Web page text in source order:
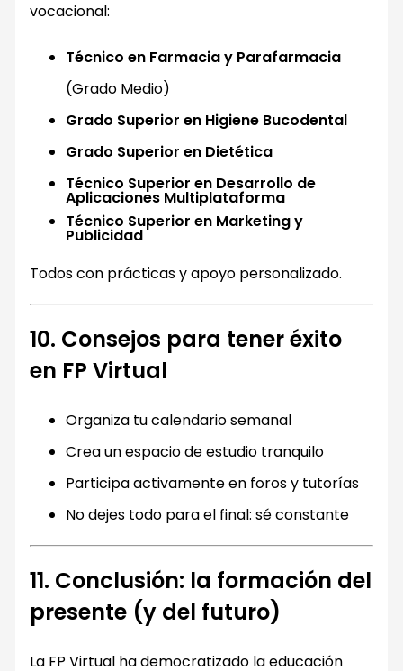
vocacional:
Técnico en Farmacia y Parafarmacia
(Grado Medio)
Grado Superior en Higiene Bucodental
Grado Superior en Dietética
Técnico Superior en Desarrollo de
Aplicaciones Multiplataforma
Técnico Superior en Marketing y
Publicidad
Todos con prácticas y apoyo personalizado.
10. Consejos para tener éxito
en FP Virtual
Organiza tu calendario semanal
Crea un espacio de estudio tranquilo
Participa activamente en foros y tutorías
No dejes todo para el final: sé constante
11. Conclusión: la formación del
presente (y del futuro)
La FP Virtual ha democratizado la educación